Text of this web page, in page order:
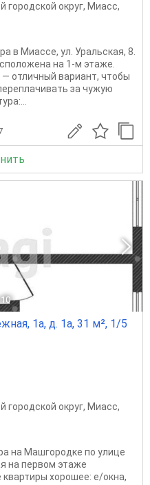
городской округ, Миасс,
в Миассе, ул. Уральская, 8.
на 1‑м этаже.
отличный вариант, чтобы
за чужую
1а, д. 1а, 31 м², 1/5
городской округ, Миасс,
на Машгородке по улице
на первом этаже
хорошее: е/окна,